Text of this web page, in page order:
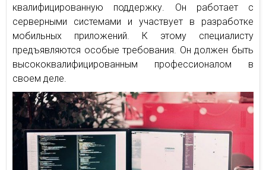
квалифицированную поддержку. Он работает с
серверными системами и участвует в разработке
мобильных приложений. К этому специалисту
предъявляются особые требования. Он должен быть
высококвалифицированным профессионалом в
своем деле.